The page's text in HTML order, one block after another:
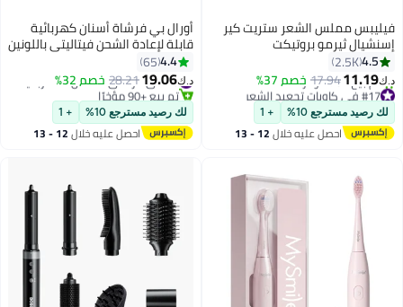
فيليبس مملس الشعر ستريت كير
إسنشيال ثيرمو بروتيكت
BHS378/03
4.5
2.5K
د.ك‏11.19
17.94خصم 37% #17 في كاويات تجعيد الشعر
أقل سعر في 7 يوم
تم بيع +70 مؤخرًا
#17 في كاويات تجعيد الشعر
لك رصيد مسترجع 10% + 1
احصل عليه خلال 12 - 13
أورال بي فرشاة أسنان كهربائية
قابلة لإعادة الشحن فيتاليتي باللونين
الأسود والأبيض، عرض + مجاناً،
مؤقت دقيقتين، رأس فرشاة
متقاطع، مع قابس ثلاثي الإمارات
4.4
65
د.ك‏19.06
28.21خصم 32% #5 في فراشي الأسنان الكهربائية
تم بيع +90 مؤخرًا
#5 في فراشي الأسنان الكهربائية
لك رصيد مسترجع 10% + 1
احصل عليه خلال 12 - 13